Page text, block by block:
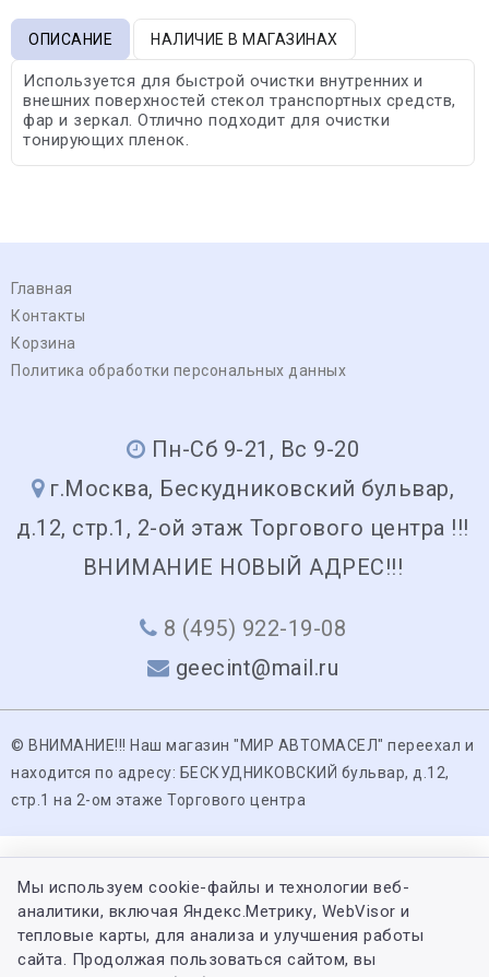
ОПИСАНИЕ НАЛИЧИЕ В МАГАЗИНАХ
Используется для быстрой очистки внутренних и
внешних поверхностей стекол транспортных средств,
фар и зеркал. Отлично подходит для очистки
тонирующих пленок.
Главная
Контакты
Корзина
Политика обработки персональных данных
Пн-Сб 9-21, Вс 9-20
г.Москва, Бескудниковский бульвар,
д.12, стр.1, 2-ой этаж Торгового центра !!!
ВНИМАНИЕ НОВЫЙ АДРЕС!!!
8 (495) 922-19-08
geecint@mail.ru
© ВНИМАНИЕ!!! Наш магазин "МИР АВТОМАСЕЛ" переехал и
находится по адресу: БЕСКУДНИКОВСКИЙ бульвар, д.12,
стр.1 на 2-ом этаже Торгового центра
Мы используем cookie-файлы и технологии веб-
аналитики, включая Яндекс.Метрику, WebVisor и
тепловые карты, для анализа и улучшения работы
сайта. Продолжая пользоваться сайтом, вы